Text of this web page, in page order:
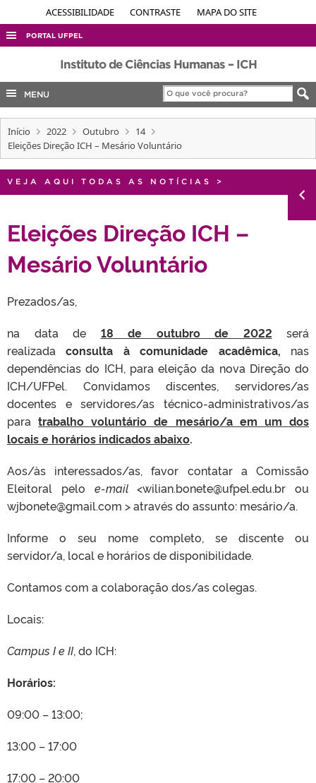
ACESSIBILIDADE CONTRASTE MAPA DO SITE
PORTAL UFPEL
ACESSO À INFORMAÇÃO
AUDITORIA
COBALTO
CONCURSOS
INTERNACIONAL
PORTARIAS
Instituto de Ciências Humanas – ICH
MENU
Início 2022 Outubro
14
Eleições Direção ICH – Mesário Voluntário
VEJA AQUI TODAS AS NOTÍCIAS >
Eleições Direção ICH –
Mesário Voluntário
Prezados/as,
na data de 18 de outubro de 2022 será
realizadaconsulta à comunidade acadêmica, nas
dependências do ICH, para eleição da nova Direção do
ICH/UFPel. Convidamos discentes, servidores/as
docentes e servidores/as técnico-administrativos/as
paratrabalho voluntário de mesário/a em um dos
locais e horários indicados abaixo.
Aos/às interessados/as, favor contatar a Comissão
Eleitoral pelo e-mail<wilian.bonete@ufpel.edu.br ou
wjbonete@gmail.com > através do assunto: mesário/a.
Informe o seu nome completo, se discente ou
servidor/a, local e horários de disponibilidade.
Contamos com a colaboração dos/as colegas.
Locais:
Campus I e II, do ICH:
Horários:
09:00 – 13:00;
13:00 – 17:00
17:00 – 20:00